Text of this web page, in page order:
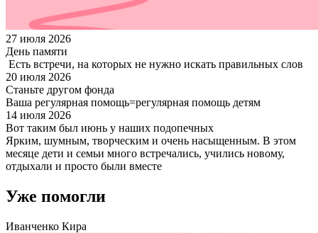
27 июля 2026
День памяти
Есть встречи, на которых не нужно искать правильных слов
20 июля 2026
Станьте другом фонда
Ваша регулярная помощь=регулярная помощь детям
14 июля 2026
Вот таким был июнь у наших подопечных
Ярким, шумным, творческим и очень насыщенным. В этом
месяце дети и семьи много встречались, учились новому,
отдыхали и просто были вместе
Уже помогли
Иванченко Кира